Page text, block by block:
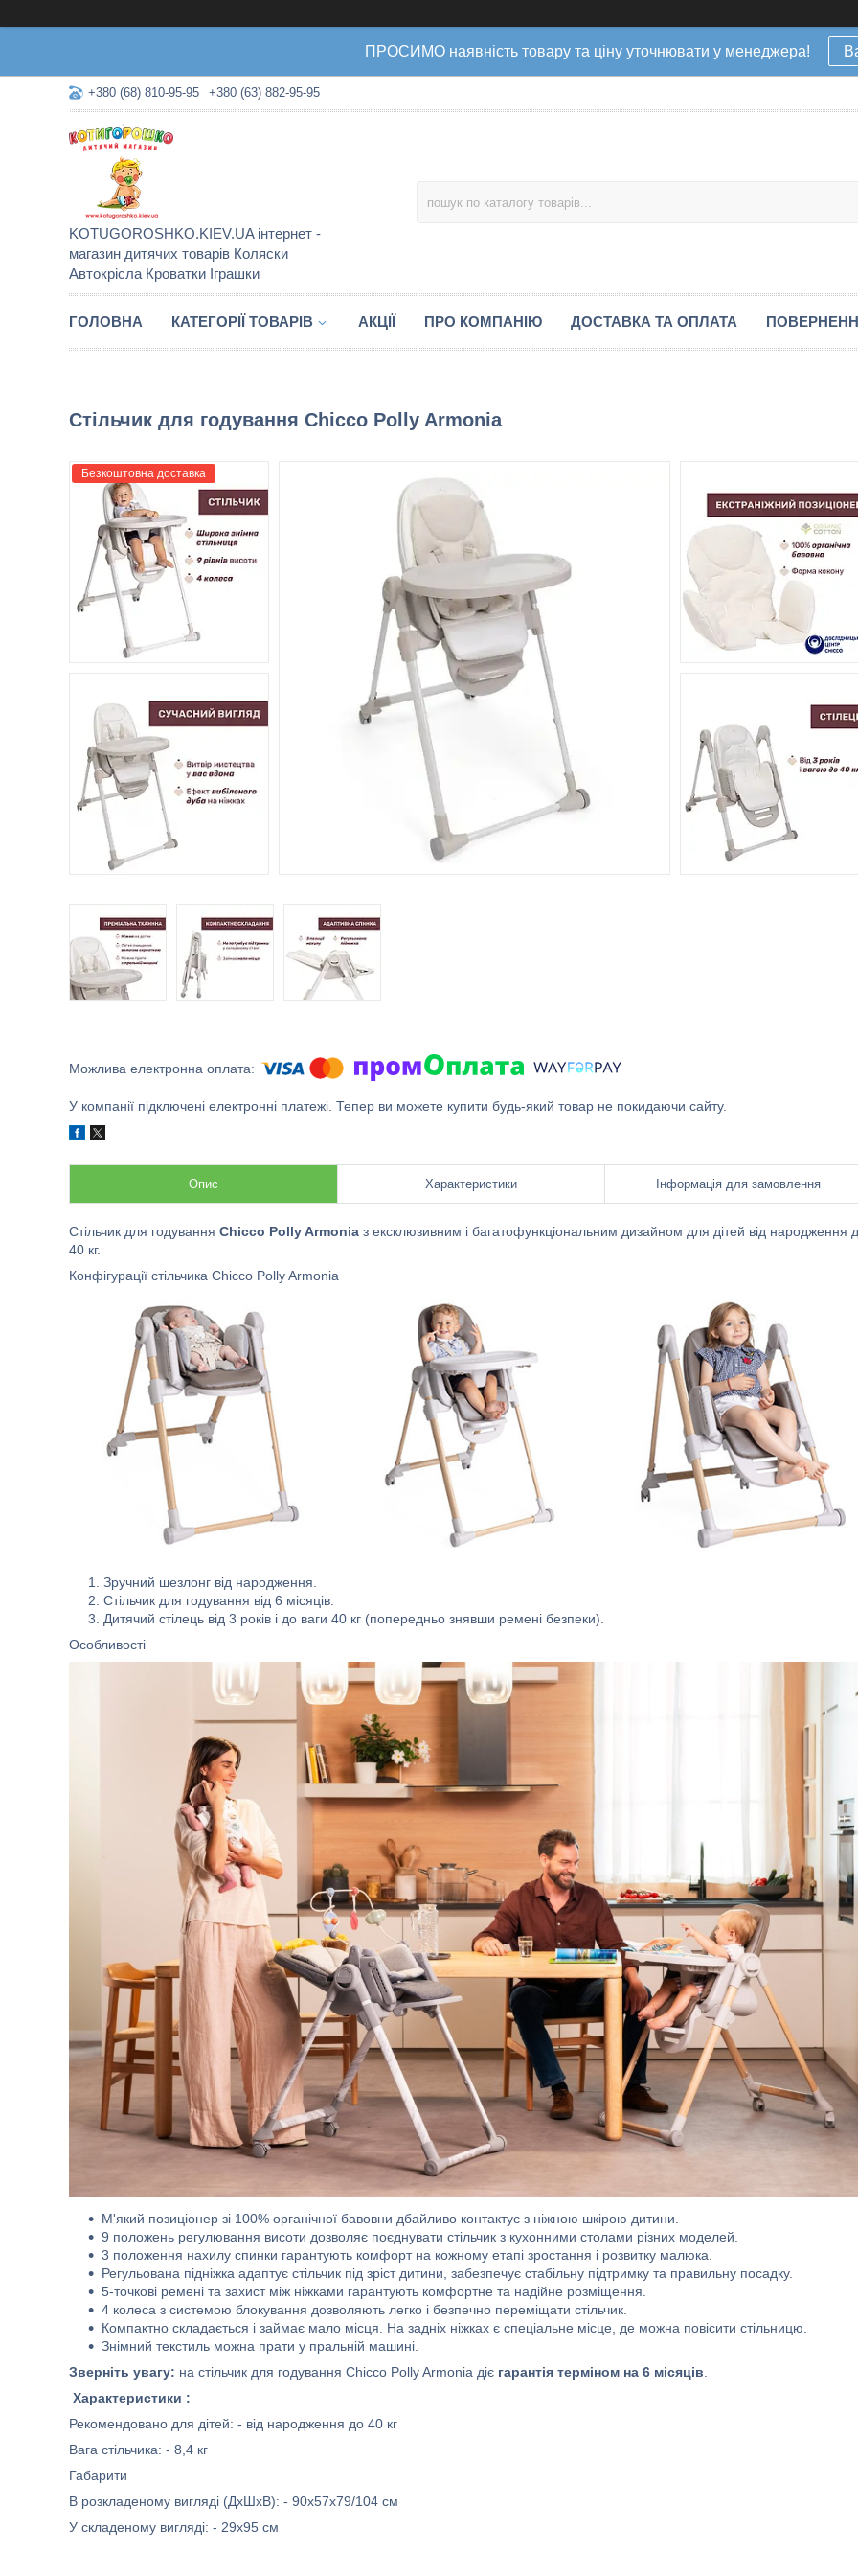
ПРОСИМО наявність товару та ціну уточнювати у менеджера!
+380 (68) 810-95-95 +380 (63) 882-95-95
KOTUGOROSHKO.KIEV.UA інтернет -
магазин дитячих товарів Коляски
Автокрісла Кроватки Іграшки
ГОЛОВНА КАТЕГОРІЇ ТОВАРІВ АКЦІЇ ПРО КОМПАНІЮ ДОСТАВКА ТА ОПЛАТА
Стільчик для годування Chicco Polly Armonia
Безкоштовна доставка
У компанії підключені електронні платежі. Тепер ви можете купити будь-який товар не покидаючи сайту.
Опис Характеристики Інформація для замовлення
Стільчик для годування Chicco Polly Armonia з ексклюзивним і багатофункціональним дизайном для дітей від народження
40 кг.
Конфігурації стільчика Chicco Polly Armonia
Зручний шезлонг від народження.
Стільчик для годування від 6 місяців.
Дитячий стілець від 3 років і до ваги 40 кг (попередньо знявши ремені безпеки).
Особливості
М'який позиціонер зі 100% органічної бавовни дбайливо контактує з ніжною шкірою дитини.
9 положень регулювання висоти дозволяє поєднувати стільчик з кухонними столами різних моделей.
3 положення нахилу спинки гарантують комфорт на кожному етапі зростання і розвитку малюка.
Регульована підніжка адаптує стільчик під зріст дитини, забезпечує стабільну підтримку та правильну посадку.
5-точкові ремені та захист між ніжками гарантують комфортне та надійне розміщення.
4 колеса з системою блокування дозволяють легко і безпечно переміщати стільчик.
Компактно складається і займає мало місця. На задніх ніжках є спеціальне місце, де можна повісити стільницю.
Знімний текстиль можна прати у пральній машині.
Зверніть увагу: на стільчик для годування Chicco Polly Armonia діє гарантія терміном на 6 місяців.
Характеристики :
Рекомендовано для дітей: - від народження до 40 кг
Вага стільчика: - 8,4 кг
Габарити
В розкладеному вигляді (ДхШхВ): - 90х57х79/104 см
У складеному вигляді: - 29х95 см